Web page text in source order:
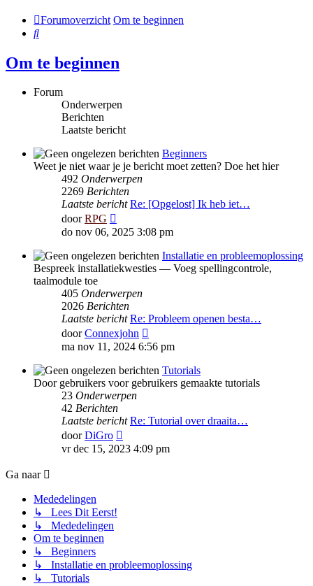
Forumoverzicht Om te beginnen
Zoek
Om te beginnen
Forum
Onderwerpen
Berichten
Laatste bericht
Beginners
Weet je niet waar je je bericht moet zetten? Doe het hier
492 Onderwerpen
2269 Berichten
Laatste bericht Re: [Opgelost] Ik heb iet…
doorRPG
laatste
do nov 06, 2025 3:08 pm
Installatie en probleemoplossing
Bespreek installatiekwesties — Voeg spellingcontrole,
taalmodule toe
405 Onderwerpen
2026 Berichten
Laatste bericht Re: Probleem openen besta…
doorConnexjohn
laatste
bericht
ma nov 11, 2024 6:56 pm
Tutorials
Door gebruikers voor gebruikers gemaakte tutorials
23 Onderwerpen
42 Berichten
Laatste bericht Re: Tutorial over draaita…
doorDiGro
laatste
vr dec 15, 2023 4:09 pm
Ga naar
Mededelingen
↳ Lees Dit Eerst!
↳ Mededelingen
Om te beginnen
↳ Beginners
↳ Installatie en probleemoplossing
↳ Tutorials